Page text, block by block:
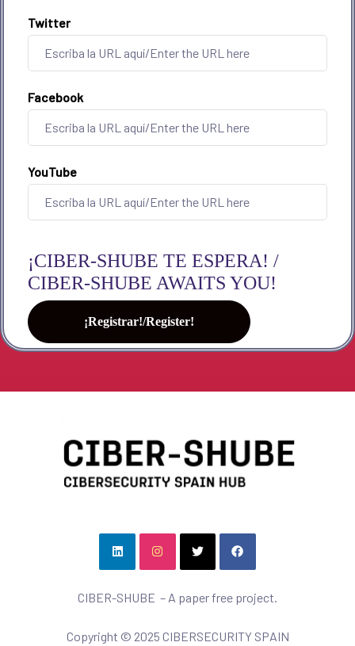
Twitter
Facebook
YouTube
¡CIBER-SHUBE TE ESPERA! /
CIBER-SHUBE AWAITS YOU!
CIBER-SHUBE – A paper free project.
Copyright © 2025 CIBERSECURITY SPAIN